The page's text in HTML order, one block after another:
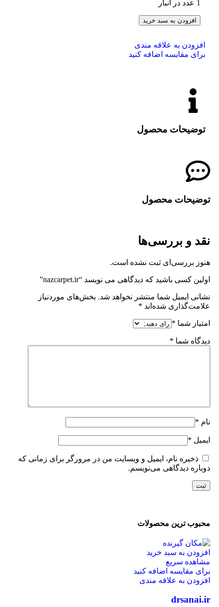
1 عدد در انبار
افزودن به سبد خرید
افزودن به علاقه مندی
برای مقایسه اضافه کنید
توضیحات محصول
توضیحات محصول
نقد و بررسی‌ها
هنوز بررسی‌ای ثبت نشده است.
اولین کسی باشید که دیدگاهی می نویسد “nazcarpet.ir”
نشانی ایمیل شما منتشر نخواهد شد. بخش‌های موردنیاز
علامت‌گذاری شده‌اند *
امتیاز شما *
دیدگاه شما *
نام *
ایمیل *
ذخیره نام، ایمیل و وبسایت من در مرورگر برای زمانی که
دوباره دیدگاهی می‌نویسم.
محبوب ترین محصولات
افزودن به سبد خرید
مشاهده سریع
برای مقایسه اضافه کنید
افزودن به علاقه مندی
drsanai.ir